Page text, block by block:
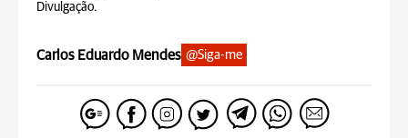
Divulgação.
Carlos Eduardo Mendes @Siga-me